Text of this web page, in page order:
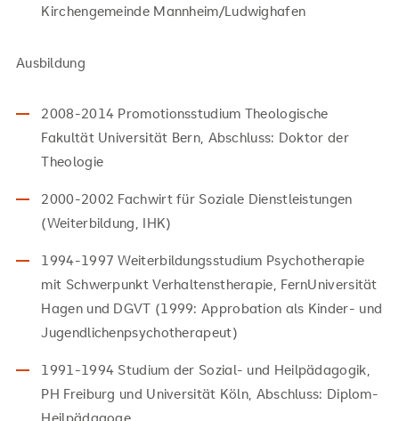
Kirchengemeinde Mannheim/Ludwighafen
Ausbildung
2008-2014 Promotionsstudium Theologische
Fakultät Universität Bern, Abschluss: Doktor der
Theologie
2000-2002 Fachwirt für Soziale Dienstleistungen
(Weiterbildung, IHK)
1994-1997 Weiterbildungsstudium Psychotherapie
mit Schwerpunkt Verhaltenstherapie, FernUniversität
Hagen und DGVT (1999: Approbation als Kinder- und
Jugendlichenpsychotherapeut)
1991-1994 Studium der Sozial- und Heilpädagogik,
PH Freiburg und Universität Köln, Abschluss: Diplom-
Heilpädagoge